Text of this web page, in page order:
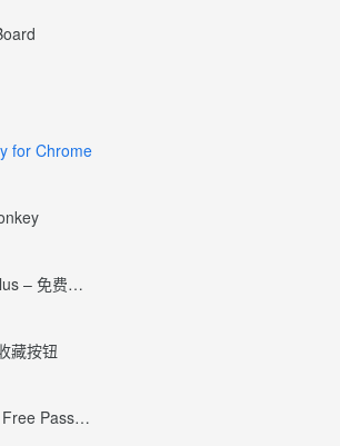
for Chrome
Adblock Plus – 免费的广告拦截器
藏按钮
LastPass: Free Password Manager